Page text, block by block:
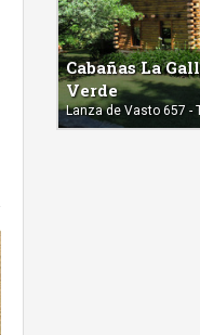
Cabañas La
Verde
Lanza de Vasto 657 -